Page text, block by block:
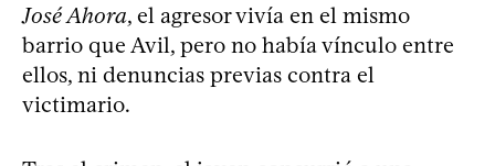
José Ahora, el agresor vivía en el mismo
barrio que Avil, pero no había vínculo entre
ellos, ni denuncias previas contra el
victimario.